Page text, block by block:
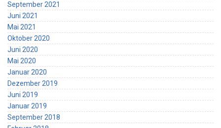
September 2021
Juni 2021
Mai 2021
Oktober 2020
Juni 2020
Mai 2020
Januar 2020
Dezember 2019
Juni 2019
Januar 2019
September 2018